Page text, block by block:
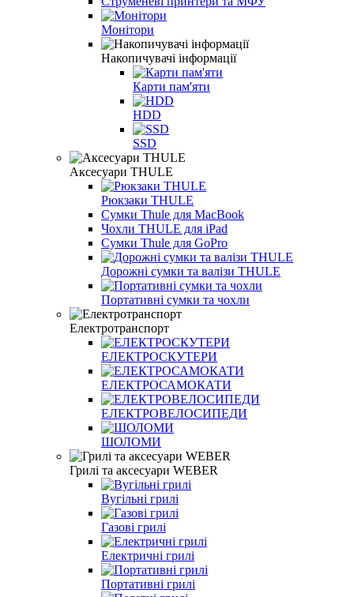
Монітори
Накопичувачі інформації
Карти пам'яти
HDD
SSD
Аксесуари THULE
Рюкзаки THULE
Сумки Thule для MacBook
Чохли THULE для iPad
Сумки Thule для GoPro
Дорожні сумки та валізи THULE
Портативні сумки та чохли
Електротранспорт
ЕЛЕКТРОСКУТЕРИ
ЕЛЕКТРОСАМОКАТИ
ЕЛЕКТРОВЕЛОСИПЕДИ
ШОЛОМИ
Грилі та аксесуари WEBER
Вугільні грилі
Газові грилі
Електричні грилі
Портативні грилі